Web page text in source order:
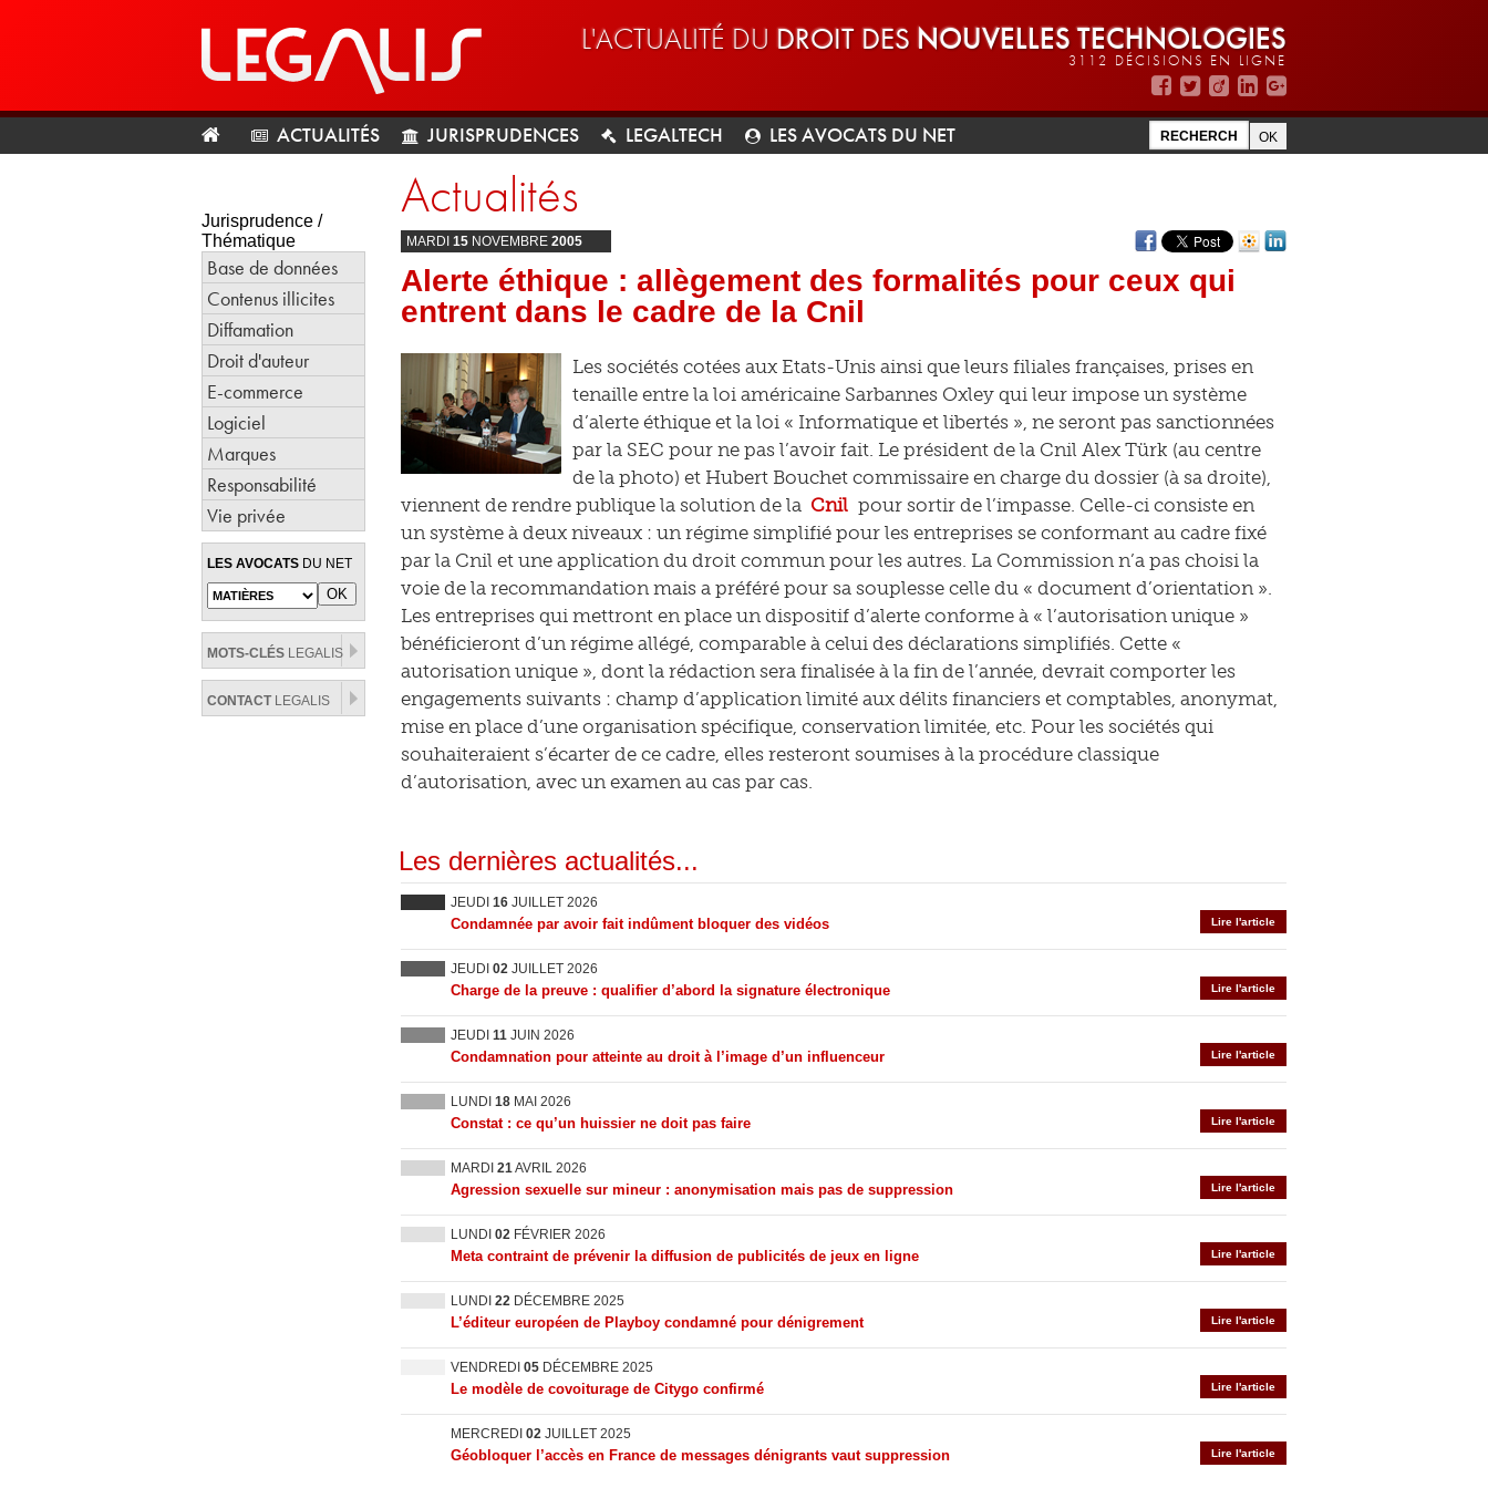
L'ACTUALITÉ DU DROIT DES NOUVELLES TECHNOLOGIES
3112 DÉCISIONS EN LIGNE
ACTUALITÉS JURISPRUDENCES LEGALTECH LES AVOCATS DU NET
Jurisprudence /
Thématique
Base de données
Contenus illicites
Diffamation
Droit d'auteur
E-commerce
Logiciel
Marques
Responsabilité
Vie privée
LES AVOCATS DU NET
MOTS-CLÉS LEGALIS
CONTACTLEGALIS
Actualités
MARDI 15 NOVEMBRE 2005
Alerte éthique : allègement des formalités pour ceux qui
entrent dans le cadre de la Cnil
Les sociétés cotées aux Etats-Unis ainsi que leurs filiales françaises, prises en
tenaille entre la loi américaine Sarbannes Oxley qui leur impose un système
d’alerte éthique et la loi « Informatique et libertés », ne seront pas sanctionnées
par la SEC pour ne pas l’avoir fait. Le président de la Cnil Alex Türk (au centre
de la photo) et Hubert Bouchet commissaire en charge du dossier (à sa droite),
viennent de rendre publique la solution de la Cnil pour sortir de l’impasse. Celle-ci consiste en
un système à deux niveaux : un régime simplifié pour les entreprises se conformant au cadre fixé
par la Cnil et une application du droit commun pour les autres. La Commission n’a pas choisi la
voie de la recommandation mais a préféré pour sa souplesse celle du « document d’orientation ».
Les entreprises qui mettront en place un dispositif d’alerte conforme à « l’autorisation unique »
bénéficieront d’un régime allégé, comparable à celui des déclarations simplifiés. Cette «
autorisation unique », dont la rédaction sera finalisée à la fin de l’année, devrait comporter les
engagements suivants : champ d’application limité aux délits financiers et comptables, anonymat,
mise en place d’une organisation spécifique, conservation limitée, etc. Pour les sociétés qui
souhaiteraient s’écarter de ce cadre, elles resteront soumises à la procédure classique
d’autorisation, avec un examen au cas par cas.
Les dernières actualités...
JEUDI 16 JUILLET 2026
Lire l'article
Condamnée par avoir fait indûment bloquer des vidéos
JEUDI 02 JUILLET 2026
Lire l'article
Charge de la preuve : qualifier d’abord la signature électronique
JEUDI 11 JUIN 2026
Lire l'article
Condamnation pour atteinte au droit à l’image d’un influenceur
LUNDI 18 MAI 2026
Lire l'article
Constat : ce qu’un huissier ne doit pas faire
MARDI 21AVRIL 2026
Lire l'article
Agression sexuelle sur mineur : anonymisation mais pas de suppression
LUNDI 02 FÉVRIER 2026
Lire l'article
Meta contraint de prévenir la diffusion de publicités de jeux en ligne
LUNDI 22 DÉCEMBRE 2025
Lire l'article
L’éditeur européen de Playboy condamné pour dénigrement
VENDREDI 05 DÉCEMBRE 2025
Lire l'article
Le modèle de covoiturage de Citygo confirmé
MERCREDI 02 JUILLET 2025
Lire l'article
Géobloquer l’accès en France de messages dénigrants vaut suppression